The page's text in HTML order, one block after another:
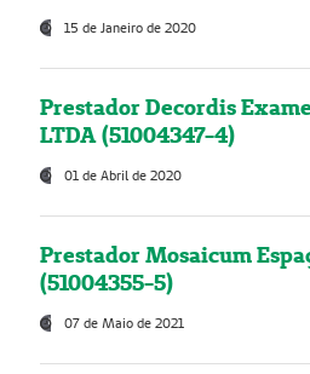
15 de Janeiro de 2020
Prestador Decordis
LTDA (51004347-4)
01 de Abril de 2020
Prestador Mosaicum
(51004355-5)
07 de Maio de 2021